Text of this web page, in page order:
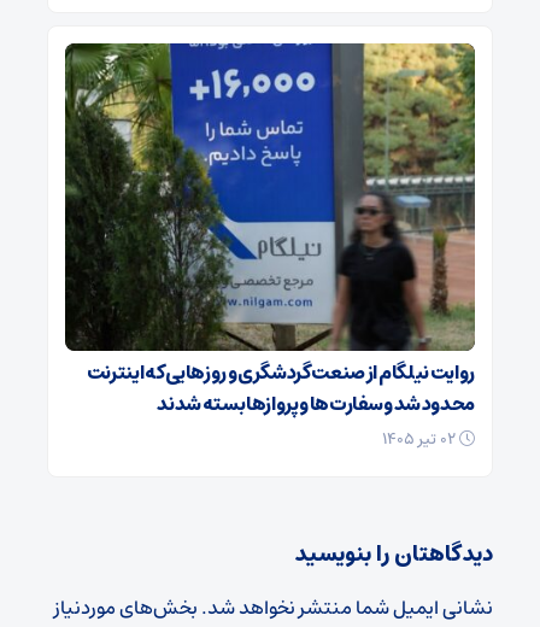
روایت نیلگام از صنعت گردشگری و روزهایی که اینترنت
محدود شد و سفارت‌ها و پروازها بسته شدند
دیدگاهتان را بنویسید
نشانی ایمیل شما منتشر نخواهد شد.بخش‌های موردنیاز